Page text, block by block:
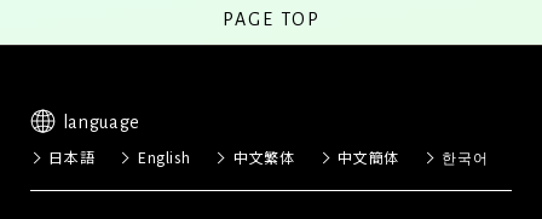
PAGE TOP
language
日本語 English 中文繁体 中文簡体 한국어